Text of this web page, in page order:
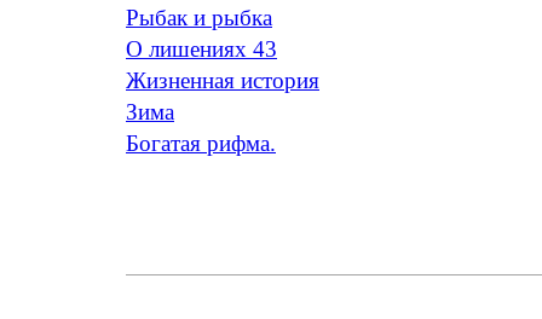
Рыбак и рыбка
О лишениях 43
Жизненная история
Зима
Богатая рифма.